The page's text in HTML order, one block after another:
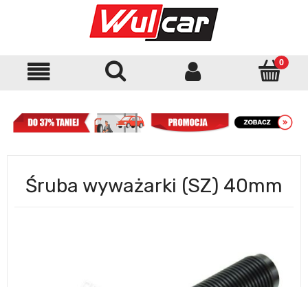
Śruba wyważarki (SZ) 40mm